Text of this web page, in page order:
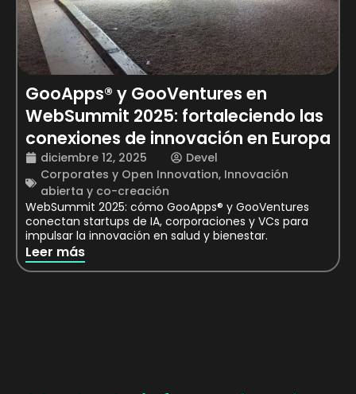
GooApps® y GooVentures en
WebSummit 2025: fortaleciendo las
conexiones de innovación en Europa
diciembre 12, 2025
Devel
Corporates y Open Innovation, Innovación
abierta y co-creación
WebSummit 2025: cómo GooApps® y GooVentures
conectan startups de IA, corporaciones y VCs para
impulsar la innovación en salud y bienestar.
Leer más